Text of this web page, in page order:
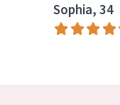
Sophia, 34